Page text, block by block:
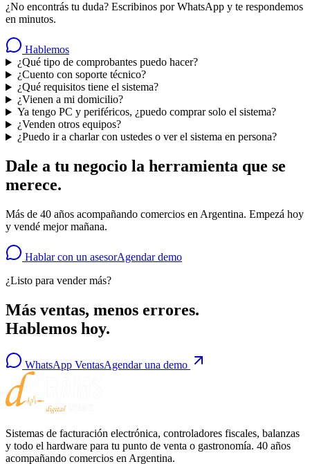
¿No encontrás tu duda? Escribinos por WhatsApp y te respondemos
en minutos.
Hablemos
¿Qué tipo de comprobantes puedo hacer?
¿Cuento con soporte técnico?
¿Qué requisitos tiene el sistema?
¿Vienen a mi domicilio?
Ya tengo PC y periféricos, ¿puedo comprar solo el sistema?
¿Venden otros equipos?
¿Puedo ir a charlar con ustedes o ver el sistema en persona?
Dale a tu negocio la herramienta que se
merece.
Más de 40 años acompañando comercios en Argentina. Empezá hoy
y vendé mejor mañana.
Hablar con un asesorAgendar demo
¿Listo para vender más?
Más ventas, menos errores.
Hablemos hoy.
WhatsApp VentasAgendar una demo
Sistemas de facturación electrónica, controladores fiscales, balanzas
y todo el hardware para tu punto de venta o gastronomía. 40 años
acompañando comercios en Argentina.